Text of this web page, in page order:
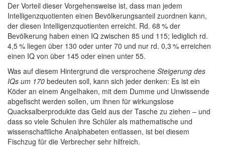
Der Vorteil dieser Vorgehensweise ist, dass man jedem
Intelligenzquotienten einen Bevölkerungsanteil zuordnen kann,
der diesen Intelligenzquotienten erreicht. Rd. 68 % der
Bevölkerung haben einen IQ zwischen 85 und 115; lediglich rd.
4,5 % liegen über 130 oder unter 70 und nur rd. 0,3 % erreichen
einen IQ von über 145 oder einen unter 55.
Was auf diesem Hintergrund die versprochene Steigerung des
IQs um 170 bedeuten soll, kann sich jeder denken: Es ist ein
Köder an einem Angelhaken, mit dem Dumme und Unwissende
abgefischt werden sollen, um ihnen für wirkungslose
Quacksalberprodukte das Geld aus der Tasche zu ziehen – und
dass so viele Schulen ihre Schüler als mathematische und
wissenschaftliche Analphabeten entlassen, ist bei diesem
Fischzug für die Verbrecher sehr hilfreich.